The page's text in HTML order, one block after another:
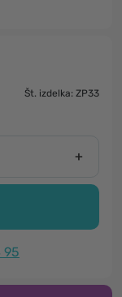
Št. izdelka: ZP33
+
95